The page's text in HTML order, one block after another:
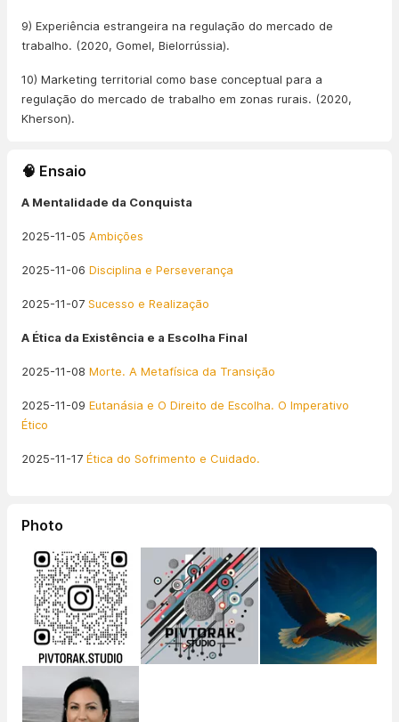
9) Experiência estrangeira na regulação do mercado de
trabalho. (2020, Gomel, Bielorrússia).
10) Marketing territorial como base conceptual para a
regulação do mercado de trabalho em zonas rurais. (2020,
Kherson).
🧠 Ensaio
A Mentalidade da Conquista
2025-11-05 Ambições
2025-11-06 Disciplina e Perseverança
2025-11-07 Sucesso e Realização
A Ética da Existência e a Escolha Final
2025-11-08 Morte. A Metafísica da Transição
2025-11-09 Eutanásia e O Direito de Escolha. O Imperativo
Ético
2025-11-17 Ética do Sofrimento e Cuidado.
Photo